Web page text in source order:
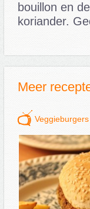
bouillon en
koriander.
Meer
Veggieburgers